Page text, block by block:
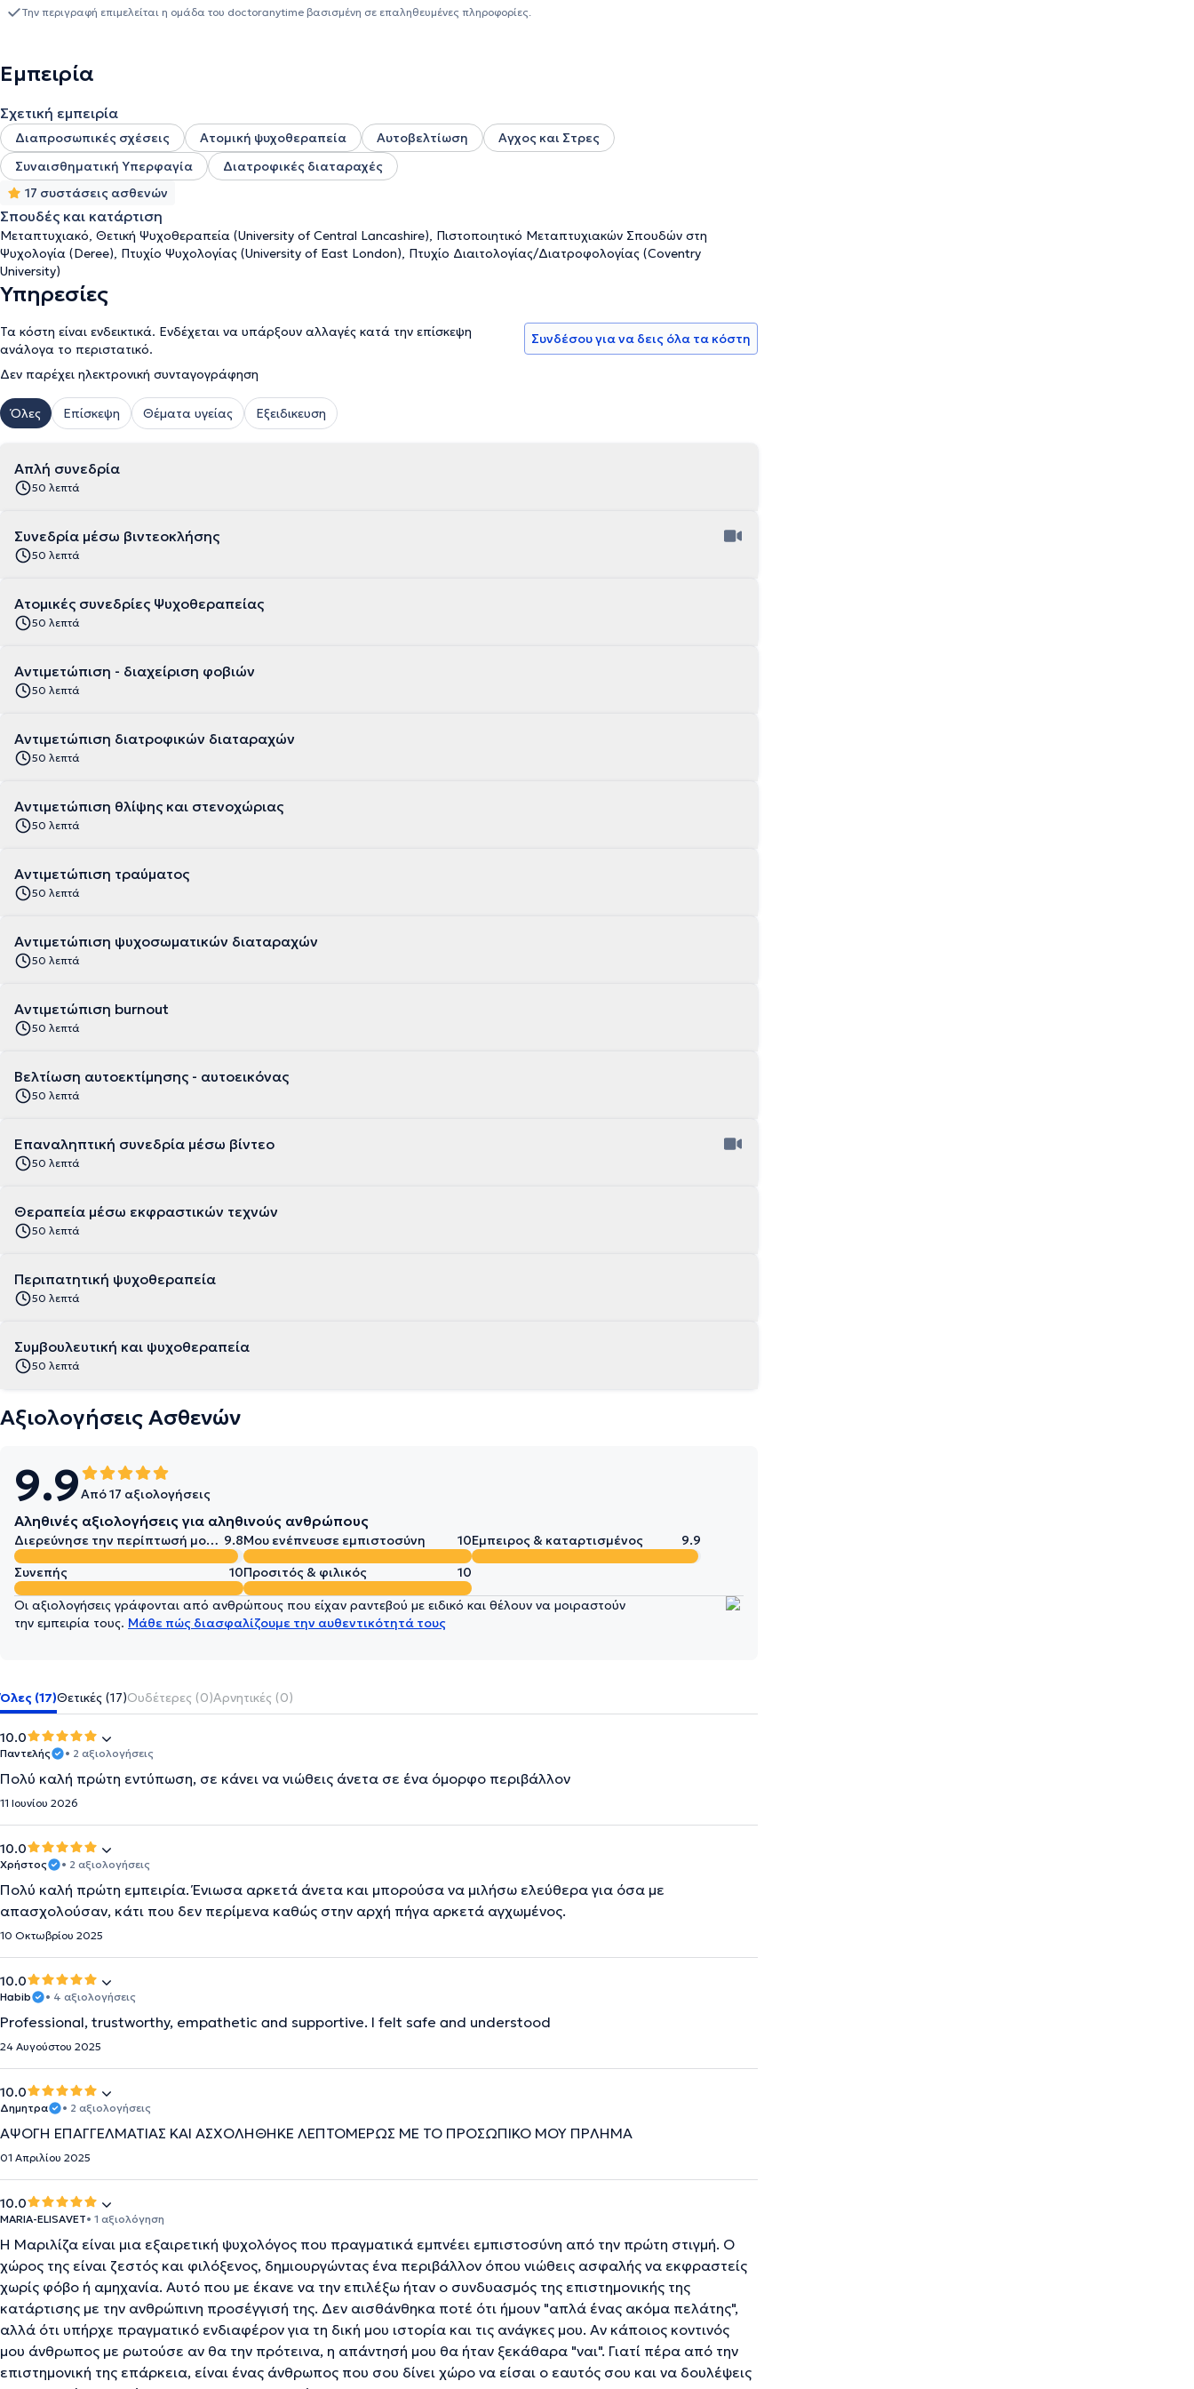
απολαμβάνει να μαθαίνει νέους τρόπους με τους οποίους μπορεί να βοηθήσω τους ανθρώπους.
Την περιγραφή επιμελείται η ομάδα του doctoranytime βασισμένη σε επαληθευμένες πληροφορίες.
Εμπειρία
Σχετική εμπειρία
Διαπροσωπικές σχέσεις Ατομική ψυχοθεραπεία Αυτοβελτίωση
Αγχος και Στρες
Συναισθηματική Υπερφαγία
Διατροφικές διαταραχές
17 συστάσεις ασθενών
Σπουδές και κατάρτιση
Μεταπτυχιακό, Θετική Ψυχοθεραπεία (University of Central Lancashire), Πιστοποιητικό Μεταπτυχιακών Σπουδών στη
Ψυχολογία (Deree), Πτυχίο Ψυχολογίας (University of East London), Πτυχίο Διαιτολογίας/Διατροφολογίας (Coventry
University)
Υπηρεσίες
Τα κόστη είναι ενδεικτικά. Ενδέχεται να υπάρξουν αλλαγές κατά την επίσκεψη
ανάλογα το περιστατικό.
Δεν παρέχει ηλεκτρονική συνταγογράφηση
Συνδέσου για να δεις όλα τα κόστη
Όλες Επίσκεψη Θέματα υγείας Εξειδικευση
Απλή συνεδρία
50 λεπτά
Συνεδρία μέσω βιντεοκλήσης
50 λεπτά
Ατομικές συνεδρίες Ψυχοθεραπείας
50 λεπτά
Αντιμετώπιση - διαχείριση φοβιών
50 λεπτά
Αντιμετώπιση διατροφικών διαταραχών
50 λεπτά
Αντιμετώπιση θλίψης και στενοχώριας
50 λεπτά
Αντιμετώπιση τραύματος
50 λεπτά
Αντιμετώπιση ψυχοσωματικών διαταραχών
50 λεπτά
Αντιμετώπιση burnout
50 λεπτά
Βελτίωση αυτοεκτίμησης - αυτοεικόνας
50 λεπτά
Επαναληπτική συνεδρία μέσω βίντεο
50 λεπτά
Θεραπεία μέσω εκφραστικών τεχνών
50 λεπτά
Περιπατητική ψυχοθεραπεία
50 λεπτά
Συμβουλευτική και ψυχοθεραπεία
50 λεπτά
Αξιολογήσεις Ασθενών
9.9Από 17 αξιολογήσεις
Αληθινές αξιολογήσεις για αληθινούς ανθρώπους
Διερεύνησε την περίπτωσή μου σε βάθος 9.8Μου ενέπνευσε εμπιστοσύνη 10Έμπειρος & καταρτισμένος
9.9
Συνεπής
10Προσιτός & φιλικός 10
Οι αξιολογήσεις γράφονται από ανθρώπους που είχαν ραντεβού με ειδικό και θέλουν να μοιραστούν
την εμπειρία τους. Μάθε πώς διασφαλίζουμε την αυθεντικότητά τους
Όλες (17)Θετικές (17)Ουδέτερες (0)Αρνητικές (0)
10.0
Παντελής • 2 αξιολογήσεις
Πολύ καλή πρώτη εντύπωση, σε κάνει να νιώθεις άνετα σε ένα όμορφο περιβάλλον
11 Ιουνίου 2026
10.0
Χρήστος • 2 αξιολογήσεις
Πολύ καλή πρώτη εμπειρία. Ένιωσα αρκετά άνετα και μπορούσα να μιλήσω ελεύθερα για όσα με
απασχολούσαν, κάτι που δεν περίμενα καθώς στην αρχή πήγα αρκετά αγχωμένος.
10 Οκτωβρίου 2025
10.0
Habib • 4 αξιολογήσεις
Professional, trustworthy, empathetic and supportive. I felt safe and understood
24 Αυγούστου 2025
10.0
Δημητρα • 2 αξιολογήσεις
ΑΨΟΓΗ ΕΠΑΓΓΕΛΜΑΤΙΑΣ ΚΑΙ ΑΣΧΟΛΗΘΗΚΕ ΛΕΠΤΟΜΕΡΩΣ ΜΕ ΤΟ ΠΡΟΣΩΠΙΚΟ ΜΟΥ ΠΡΛΗΜΑ
01 Απριλίου 2025
10.0
MARIA-ELISAVET• 1 αξιολόγηση
Η Μαριλίζα είναι μια εξαιρετική ψυχολόγος που πραγματικά εμπνέει εμπιστοσύνη από την πρώτη στιγμή. Ο
χώρος της είναι ζεστός και φιλόξενος, δημιουργώντας ένα περιβάλλον όπου νιώθεις ασφαλής να εκφραστείς
χωρίς φόβο ή αμηχανία. Αυτό που με έκανε να την επιλέξω ήταν ο συνδυασμός της επιστημονικής της
κατάρτισης με την ανθρώπινη προσέγγισή της. Δεν αισθάνθηκα ποτέ ότι ήμουν "απλά ένας ακόμα πελάτης",
αλλά ότι υπήρχε πραγματικό ενδιαφέρον για τη δική μου ιστορία και τις ανάγκες μου. Αν κάποιος κοντινός
μου άνθρωπος με ρωτούσε αν θα την πρότεινα, η απάντησή μου θα ήταν ξεκάθαρα "ναι". Γιατί πέρα από την
επιστημονική της επάρκεια, είναι ένας άνθρωπος που σου δίνει χώρο να είσαι ο εαυτός σου και να δουλέψεις